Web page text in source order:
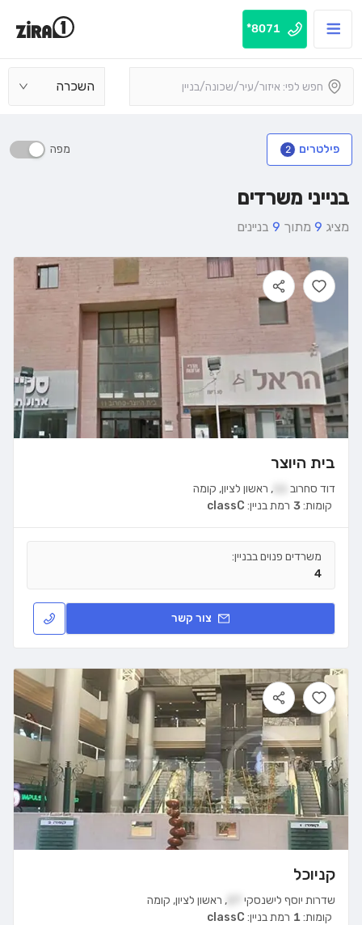
8071*
השכרה
פילטרים 2 מפה
בנייני משרדים
מציג 9 מתוך 9 בניינים
בית היוצר
דוד סחרוב , ראשון לציון, קומה
רמת בניין: classC קומות:3
משרדים פנוים בבניין:
4
צור קשר
קניוכל
שדרות יוסף לישנסקי , ראשון לציון, קומה
רמת בניין: classC קומות:1